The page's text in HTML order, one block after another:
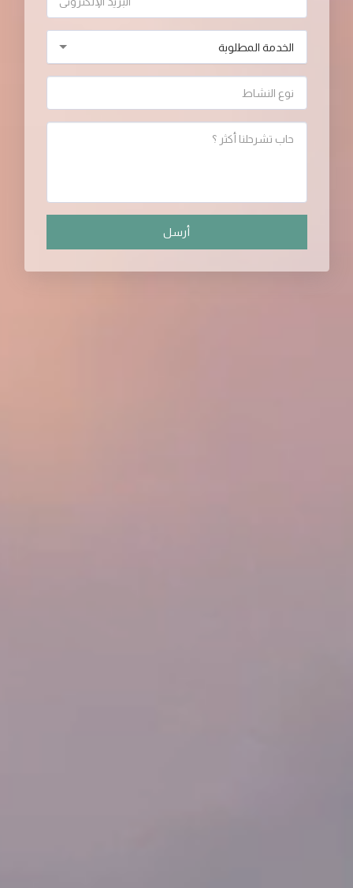
الخدمة المطلوبة
أرسل